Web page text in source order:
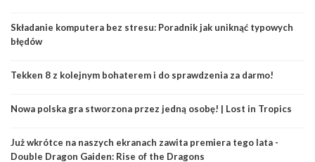
Składanie komputera bez stresu: Poradnik jak uniknąć typowych
błędów
Tekken 8 z kolejnym bohaterem i do sprawdzenia za darmo!
Nowa polska gra stworzona przez jedną osobę! | Lost in Tropics
Już wkrótce na naszych ekranach zawita premiera tego lata -
Double Dragon Gaiden: Rise of the Dragons